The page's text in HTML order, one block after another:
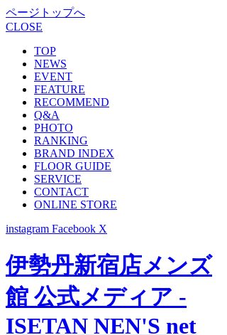
ページトップへ
CLOSE
TOP
NEWS
EVENT
FEATURE
RECOMMEND
Q&A
PHOTO
RANKING
BRAND INDEX
FLOOR GUIDE
SERVICE
CONTACT
ONLINE STORE
instagram Facebook X
伊勢丹新宿店メンズ
館 公式メディア -
ISETAN NEN'S net